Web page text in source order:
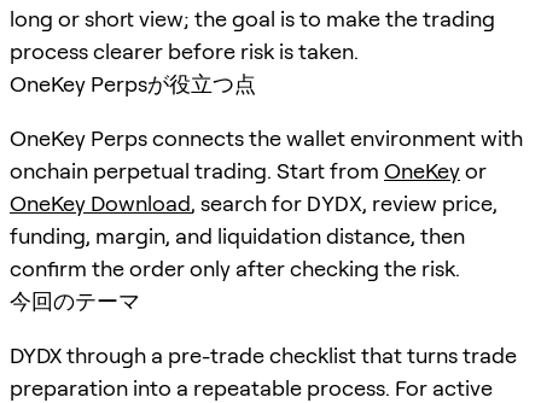
long or short view; the goal is to make the trading
process clearer before risk is taken.
OneKey Perpsが役立つ点
OneKey Perps connects the wallet environment with
onchain perpetual trading. Start from OneKeyor
OneKey Download, search for DYDX, review price,
funding, margin, and liquidation distance, then
confirm the order only after checking the risk.
今回のテーマ
DYDX through a pre-trade checklist that turns trade
preparation into a repeatable process. For active